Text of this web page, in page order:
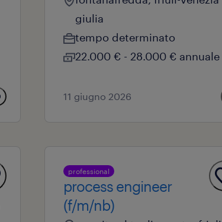
giulia
tempo determinato
22.000 € - 28.000 € annuale
11 giugno 2026
professional
process engineer
(f/m/nb)